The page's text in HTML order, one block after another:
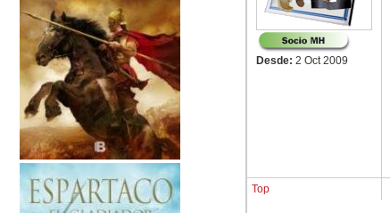
Desde: 2 Oct 2009
Top